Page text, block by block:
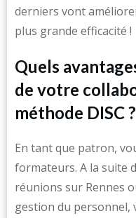
derniers vont
plus grande efficacité !
Quels
de votre
méthode DISC ?
En tant que patron,
formateurs. A la suite
réunions sur Rennes
gestion du personnel,